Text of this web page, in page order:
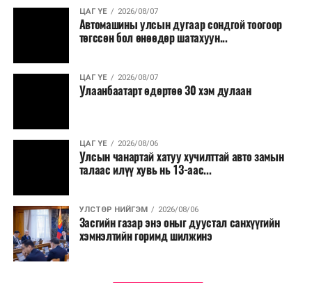
ЦАГ ҮЕ 2026/08/07
Автомашины улсын дугаар сондгой тоогоор
төгссөн бол өнөөдөр шатахуун...
ЦАГ ҮЕ 2026/08/07
Улаанбаатарт өдөртөө 30 хэм дулаан
ЦАГ ҮЕ 2026/08/06
Улсын чанартай хатуу хучилттай авто замын
талаас илүү хувь нь 13-аас...
УЛСТӨР НИЙГЭМ 2026/08/06
Засгийн газар энэ оныг дуустал санхүүгийн
хэмнэлтийн горимд шилжинэ